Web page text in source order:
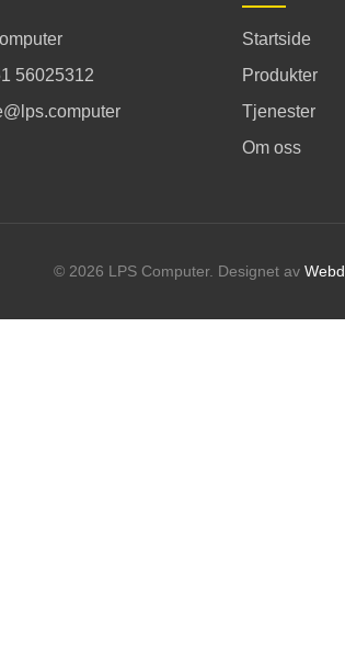
56025312
Startside
Produkter
Tjenester
Om oss
© 2026 LPS Computer. Designet av